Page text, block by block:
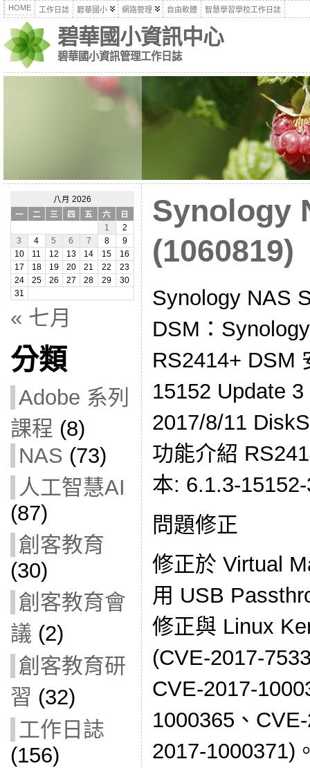
HOME 工作日誌 碧華國小 網路管理 自由軟體 智慧學習學校工作日誌
碧華國小資訊中心
碧華國小資訊管理工作日誌
八月 2026
一
二 三 四 五 六
日
1
2
3
4 5 6 7 8
9
10
11 12 13 14 15
16
17
18 19 20 21 22
23
24
25 26 27 28 29
30
31
« 七月
分類
Adobe 系列
課程 (8)
NAS (73)
人工智慧AI
(87)
創客教育
(30)
創客教育會
議 (2)
創客教育研
習 (32)
工作日誌
(156)
Synology
(1060819)
Synology NAS
DSM：
RS2414+ DSM
15152 Update
2017/8/11
功能介紹
本: 6.1.3-
問題修正
修正於 Virtual
用 USB
修正與 Linux
(CVE-2017-
CVE-2017-
1000365、
2017-1000371)